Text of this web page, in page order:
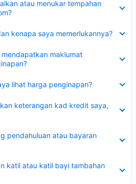
atau menukar tempahan
kenapa saya memerlukannya?
maklumat
lihat harga penginapan?
keterangan kad kredit saya,
pendahuluan atau bayaran
katil atau katil bayi tambahan